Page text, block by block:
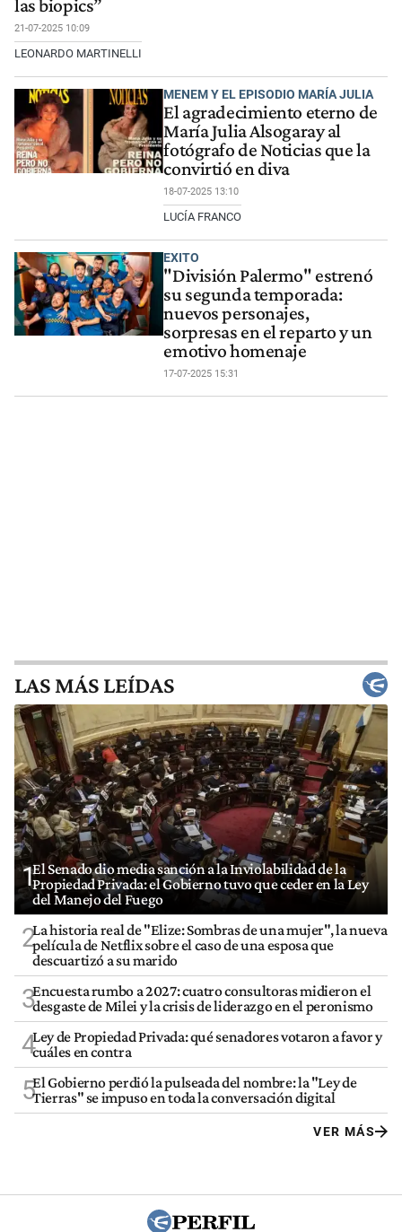
las biopics”
21-07-2025 10:09
LEONARDO MARTINELLI
MENEM Y EL EPISODIO MARÍA JULIA
El agradecimiento eterno de
María Julia Alsogaray al
fotógrafo de Noticias que la
convirtió en diva
18-07-2025 13:10
LUCÍA FRANCO
EXITO
"División Palermo" estrenó
su segunda temporada:
nuevos personajes,
sorpresas en el reparto y un
emotivo homenaje
17-07-2025 15:31
LAS MÁS LEÍDAS
1El Senado dio media sanción a la Inviolabilidad de la
Propiedad Privada: el Gobierno tuvo que ceder en la Ley
del Manejo del Fuego
2La historia real de "Elize: Sombras de una mujer", la nueva
película de Netflix sobre el caso de una esposa que
descuartizó a su marido
3Encuesta rumbo a 2027: cuatro consultoras midieron el
desgaste de Milei y la crisis de liderazgo en el peronismo
4Ley de Propiedad Privada: qué senadores votaron a favor y
cuáles en contra
5El Gobierno perdió la pulseada del nombre: la "Ley de
Tierras" se impuso en toda la conversación digital
VER MÁS